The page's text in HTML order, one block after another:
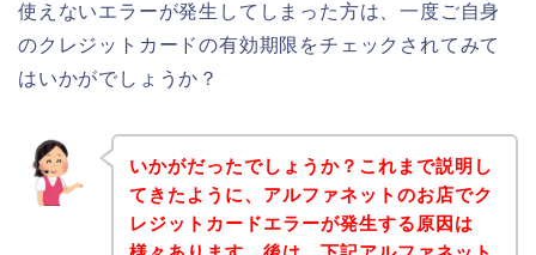
使えないエラーが発生してしまった方は、一度ご自身
のクレジットカードの有効期限をチェックされてみて
はいかがでしょうか？
いかがだったでしょうか？これまで説明し
てきたように、アルファネットのお店でク
レジットカードエラーが発生する原因は